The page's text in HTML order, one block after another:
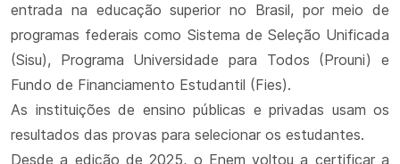
entrada na educação superior no Brasil, por meio de
programas federais como Sistema de Seleção Unificada
(Sisu), Programa Universidade para Todos (Prouni) e
Fundo de Financiamento Estudantil (Fies).
As instituições de ensino públicas e privadas usam os
resultados das provas para selecionar os estudantes.
Desde a edição de 2025, o Enem voltou a certificar a